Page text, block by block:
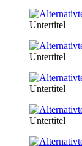
Untertitel
Untertitel
Untertitel
Untertitel